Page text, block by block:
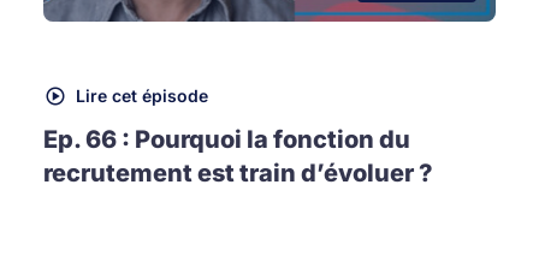
Lire cet épisode
Ep. 66 : Pourquoi la fonction du
recrutement est train d’évoluer ?